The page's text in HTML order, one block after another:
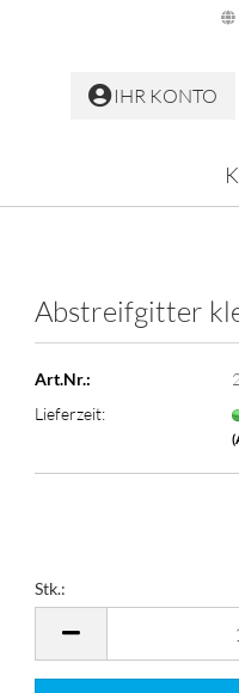
IHR KONTO
Abstreifgitter
Art.Nr.:
Lieferzeit:
Stk.: